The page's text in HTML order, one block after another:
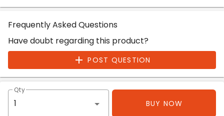
Frequently Asked Questions
Have doubt regarding this product?
POST QUESTION
Qty
BUY NOW